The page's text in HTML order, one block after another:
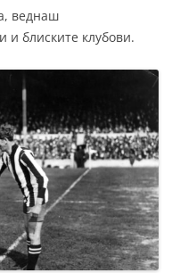
веднаш
и блиските клубови.